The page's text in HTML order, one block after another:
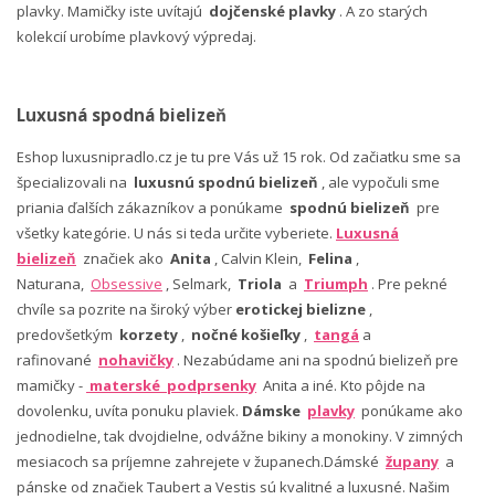
plavky. Mamičky iste uvítajú dojčenské plavky . A zo starých
kolekcií urobíme plavkový výpredaj.
Luxusná spodná bielizeň
Eshop luxusnipradlo.cz je tu pre Vás už 15 rok. Od začiatku sme sa
špecializovali na luxusnú spodnú bielizeň , ale vypočuli sme
priania ďalších zákazníkov a ponúkame spodnú bielizeň pre
všetky kategórie. U nás si teda určite vyberiete. Luxusná
bielizeň značiek ako Anita , Calvin Klein, Felina ,
Naturana, Obsessive , Selmark, Triola a Triumph . Pre pekné
chvíle sa pozrite na široký výber erotickej bielizne ,
predovšetkým korzety , nočné košieľky , tangá a
rafinované nohavičky . Nezabúdame ani na spodnú bielizeň pre
mamičky - materské podprsenky Anita a iné. Kto pôjde na
dovolenku, uvíta ponuku plaviek. Dámske plavky ponúkame ako
jednodielne, tak dvojdielne, odvážne bikiny a monokiny. V zimných
mesiacoch sa príjemne zahrejete v županech.Dámské župany a
pánske od značiek Taubert a Vestis sú kvalitné a luxusné. Našim